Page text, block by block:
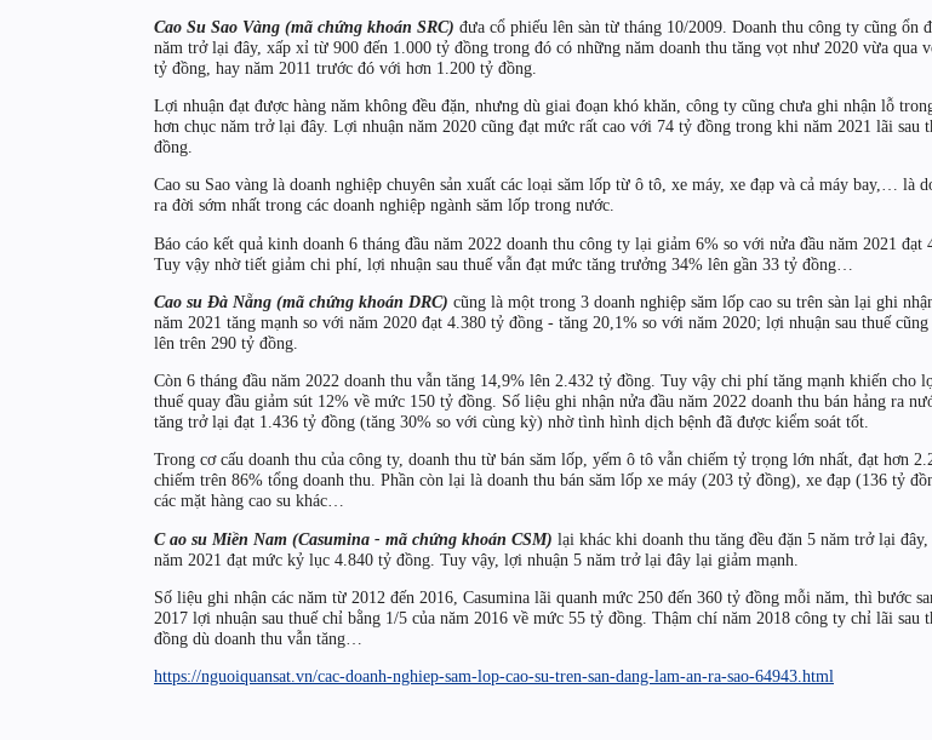
Cao Su Sao Vàng (mã chứng khoán SRC) đưa cổ phiếu lên sàn từ tháng 10/2009. Doanh thu công ty cũng ổn
năm trở lại đây, xấp xỉ từ 900 đến 1.000 tỷ đồng trong đó có những năm doanh thu tăng vọt như 2020 vừa qua
tỷ đồng, hay năm 2011 trước đó với hơn 1.200 tỷ đồng.
Lợi nhuận đạt được hàng năm không đều đặn, nhưng dù giai đoạn khó khăn, công ty cũng chưa ghi nhận lỗ
hơn chục năm trở lại đây. Lợi nhuận năm 2020 cũng đạt mức rất cao với 74 tỷ đồng trong khi năm 2021 lãi sau
đồng.
Cao su Sao vàng là doanh nghiệp chuyên sản xuất các loại săm lốp từ ô tô, xe máy, xe đạp và cả máy bay,… là
ra đời sớm nhất trong các doanh nghiệp ngành săm lốp trong nước.
Báo cáo kết quả kinh doanh 6 tháng đầu năm 2022 doanh thu công ty lại giảm 6% so với nửa đầu năm 2021 đạt
Tuy vậy nhờ tiết giảm chi phí, lợi nhuận sau thuế vẫn đạt mức tăng trưởng 34% lên gần 33 tỷ đồng…
Cao su Đà Nẵng (mã chứng khoán DRC) cũng là một trong 3 doanh nghiệp săm lốp cao su trên sàn lại ghi
năm 2021 tăng mạnh so với năm 2020 đạt 4.380 tỷ đồng - tăng 20,1% so với năm 2020; lợi nhuận sau thuế
lên trên 290 tỷ đồng.
Còn 6 tháng đầu năm 2022 doanh thu vẫn tăng 14,9% lên 2.432 tỷ đồng. Tuy vậy chi phí tăng mạnh khiến cho
thuế quay đầu giảm sút 12% về mức 150 tỷ đồng. Số liệu ghi nhận nửa đầu năm 2022 doanh thu bán hảng ra
tăng trở lại đạt 1.436 tỷ đồng (tăng 30% so với cùng kỳ) nhờ tình hình dịch bệnh đã được kiểm soát tốt.
Trong cơ cấu doanh thu của công ty, doanh thu từ bán săm lốp, yếm ô tô vẫn chiếm tỷ trọng lớn nhất, đạt hơn
chiếm trên 86% tổng doanh thu. Phần còn lại là doanh thu bán săm lốp xe máy (203 tỷ đồng), xe đạp (136 tỷ
các mặt hàng cao su khác…
C ao su Miền Nam (Casumina - mã chứng khoán CSM) lại khác khi doanh thu tăng đều đặn 5 năm trở lại
năm 2021 đạt mức kỷ lục 4.840 tỷ đồng. Tuy vậy, lợi nhuận 5 năm trở lại đây lại giảm mạnh.
Số liệu ghi nhận các năm từ 2012 đến 2016, Casumina lãi quanh mức 250 đến 360 tỷ đồng mỗi năm, thì bước
2017 lợi nhuận sau thuế chỉ bằng 1/5 của năm 2016 về mức 55 tỷ đồng. Thậm chí năm 2018 công ty chỉ lãi sau
đồng dù doanh thu vẫn tăng…
https://nguoiquansat.vn/cac-doanh-nghiep-sam-lop-cao-su-tren-san-dang-lam-an-ra-sao-64943.html